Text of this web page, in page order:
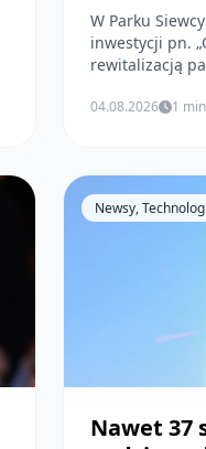
W Parku
inwestycji pn.
rewitalizacją
04.08.2026 1 min
Newsy,
Nawet 37